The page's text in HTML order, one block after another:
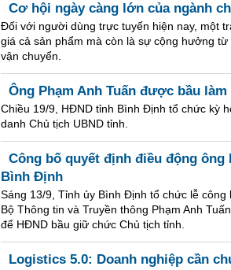
Cơ hội ngày càng lớn của ngành
Đối với người dùng trực tuyến hiện nay, một
giá cả sản phẩm mà còn là sự cộng hưởng
vận chuyển.
Ông Phạm Anh Tuấn được bầu
Chiều 19/9, HĐND tỉnh Bình Định tổ chức kỳ
danh Chủ tịch UBND tỉnh.
Công bố quyết định điều động
Bình Định
Sáng 13/9, Tỉnh ủy Bình Định tổ chức lễ
Bộ Thông tin và Truyền thông Phạm Anh
để HĐND bầu giữ chức Chủ tịch tỉnh.
Logistics 5.0: Doanh nghiệp cần